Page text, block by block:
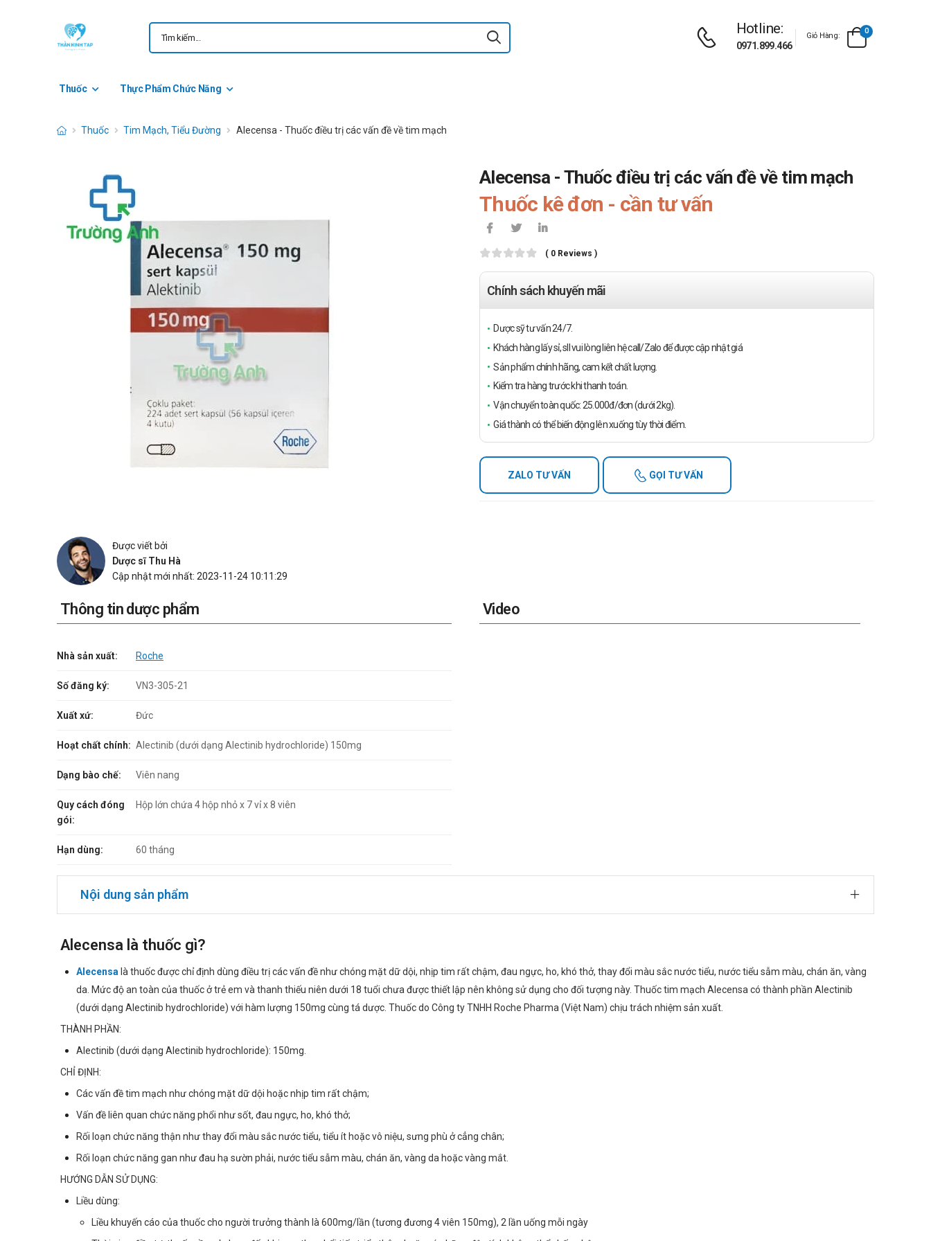
Hotline:
0971.899.466
Giỏ Hàng:
0
Thuốc Thực Phẩm Chức Năng
Thuốc Tim Mạch, Tiểu Đường Alecensa - Thuốc điều trị các vấn đề về tim mạch
Alecensa - Thuốc điều trị các vấn đề về tim mạch
Thuốc kê đơn - cần tư vấn
( 0 Reviews )
Chính sách khuyến mãi
Dược sỹ tư vấn 24/7.
Khách hàng lấy sỉ, sll vui lòng liên hệ call/Zalo để được cập nhật giá
Sản phẩm chính hãng, cam kết chất lượng.
Kiểm tra hàng trước khi thanh toán.
Vận chuyển toàn quốc: 25.000đ/đơn (dưới 2kg).
Giá thành có thể biến động lên xuống tùy thời điểm.
ZALO TƯ VẤN GỌI TƯ VẤN
Được viết bởi
Dược sĩ Thu Hà
Cập nhật mới nhất: 2023-11-24 10:11:29
Thông tin dược phẩm
Nhà sản xuất: Roche
Số đăng ký: VN3-305-21
Xuất xứ: Đức
Hoạt chất chính: Alectinib (dưới dạng Alectinib hydrochloride) 150mg
Dạng bào chế: Viên nang
Quy cách đóng
gói:
Hộp lớn chứa 4 hộp nhỏ x 7 vỉ x 8 viên
Hạn dùng: 60 tháng
Video
Nội dung sản phẩm
Alecensa là thuốc gì?
Alecensa là thuốc được chỉ định dùng điều trị các vấn đề như chóng mặt dữ dội, nhịp tim rất chậm, đau ngực, ho, khó thở, thay đổi màu sắc nước tiểu, nước tiểu sẫm màu, chán ăn, vàng
da. Mức độ an toàn của thuốc ở trẻ em và thanh thiếu niên dưới 18 tuổi chưa được thiết lập nên không sử dụng cho đối tượng này. Thuốc tim mạch Alecensa có thành phần Alectinib
(dưới dạng Alectinib hydrochloride) với hàm lượng 150mg cùng tá dược. Thuốc do Công ty TNHH Roche Pharma (Việt Nam) chịu trách nhiệm sản xuất.
THÀNH PHẦN:
Alectinib (dưới dạng Alectinib hydrochloride): 150mg.
CHỈ ĐỊNH:
Các vấn đề tim mạch như chóng mặt dữ dội hoặc nhịp tim rất chậm;
Vấn đề liên quan chức năng phổi như sốt, đau ngực, ho, khó thở;
Rối loạn chức năng thận như thay đổi màu sắc nước tiểu, tiểu ít hoặc vô niệu, sưng phù ở cẳng chân;
Rối loạn chức năng gan như đau hạ sườn phải, nước tiểu sẫm màu, chán ăn, vàng da hoặc vàng mắt.
HƯỚNG DẪN SỬ DỤNG:
Liều dùng:
Liều khuyến cáo của thuốc cho người trưởng thành là 600mg/lần (tương đương 4 viên 150mg), 2 lần uống mỗi ngày